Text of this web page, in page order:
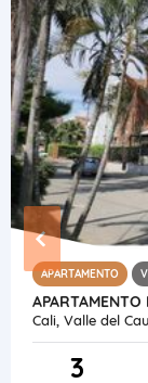
APARTAMENTO
Cali, Valle del
3